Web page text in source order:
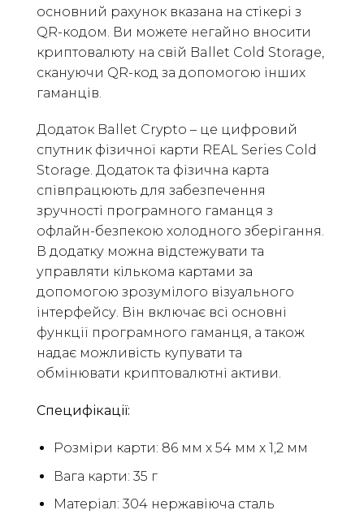
основний рахунок вказана на стікері з
QR-кодом. Ви можете негайно вносити
криптовалюту на свій Ballet Cold Storage,
скануючи QR-код за допомогою інших
гаманців.
Додаток Ballet Crypto – це цифровий
спутник фізичної карти REAL Series Cold
Storage. Додаток та фізична карта
співпрацюють для забезпечення
зручності програмного гаманця з
офлайн-безпекою холодного зберігання.
В додатку можна відстежувати та
управляти кількома картами за
допомогою зрозумілого візуального
інтерфейсу. Він включає всі основні
функції програмного гаманця, а також
надає можливість купувати та
обмінювати криптовалютні активи.
Специфікації:
Розміри карти: 86 мм х 54 мм х 1,2 мм
Вага карти: 35 г
Матеріал: 304 нержавіюча сталь